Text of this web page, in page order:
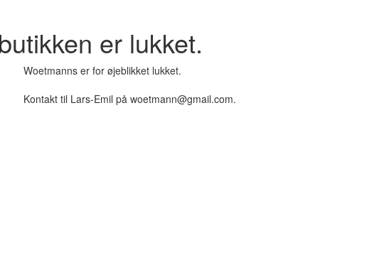
er lukket.
Woetmanns er for øjeblikket lukket.
Kontakt til Lars-Emil på woetmann@gmail.com.